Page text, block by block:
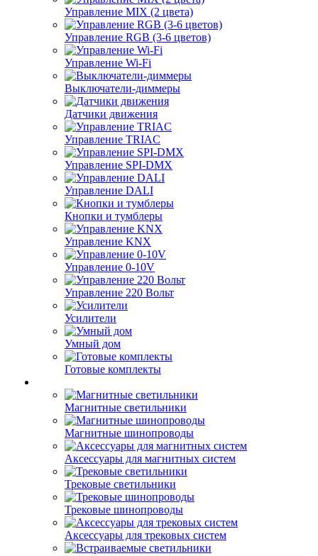
Управление MIX (2 цвета)
Управление RGB (3-6 цветов)
Управление Wi-Fi
Выключатели-диммеры
Датчики движения
Управление TRIAC
Управление SPI-DMX
Управление DALI
Кнопки и тумблеры
Управление KNX
Управление 0-10V
Управление 220 Вольт
Усилители
Умный дом
Готовые комплекты
Магнитные светильники
Магнитные шинопроводы
Аксессуары для магнитных систем
Трековые светильники
Трековые шинопроводы
Аксессуары для трековых систем